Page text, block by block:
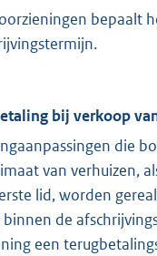
bepaalt
bij verkoop
die
van verhuizen,
lid, worden
de
een